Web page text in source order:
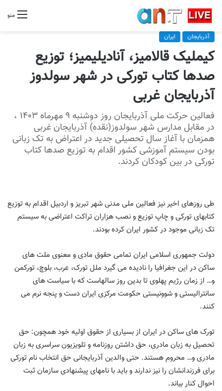
منو
آذربایجان ایران
کیملیک قالامیز، آنادیلیمیز؛ توزیع‌
صدها کتاب تورکی در شهر سولدوز
آذربایجان غربی
فعالین حرکت ملی آذربایجان روز‌ دوشنبه ۹ مهرماه‌ ۱۴۰۳ ،
در مقابل مدارس شهر سولدوز(نقده) آذربایجان غربی
همزمان با آغاز سال تحصیلی جدید در اعتراض به تک زبانی
بودن سیستم‌ آموزشی‌ کشور‌ اقدام‌ به توزیع‌ صدها کتاب‌
تورکی در‌ بین‌ کودکان کردند.
طی روزهای اخیر نیز فعالین ملی مدنی شهر تبریز و اردبیل اقدام به توزیع
کتابهای تورکی و چاپ توزیع و نصب هزاران تراکت اعتراضی به سیستم
تک زبانی موجود در کشور ایران کرده بودند.
دولت‌ جمهوری‌ اسلامی‌ ایران‌ تمامی‌ حقوق‌ مادی و‌ معنوی ملت‌ های‌
ساکن‌ در‌ این‌ جغرافیا‌ را‌ نادیده‌ می‌ گیرد ملل تورک، عرب، بلوچ، تورکمن
و… از زمان‌ رژیم‌ پهلوی‌ تا‌ بدین‌ روز سالهاست که‌ با‌ سیاست‌ های‌
سانترالیستی و شوونیستی حکومت مرکزی ایران دست‌ و‌ پنجه‌ نرم‌ می‌
کنند.
تورک‌ های‌ ساکن‌ در ایران‌ از بسیاری از حقوق اولیه خود همچون: حق
تحصیل‌ به زبان‌ مادری، حق‌ داشتن‌ روزنامه‌ و‌ تلویزیون‌ سراسری‌ به‌ زبان‌
مادری و… محروم‌ هستند. حتی‌ والدین آذربایجانی‌ حق‌ انتخاب‌ نام‌ تورکی‌
برای‌ فرزندانشان‌ را‌ نیز‌ ندارند‌ و باید با نامهای پیشنهادی سازمان‌ ثبت‌
احوال کنار بیاند.